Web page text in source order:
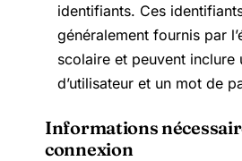
identifiants. Ces
généralement fournis par
scolaire et peuvent inclure
d’utilisateur et un mot de
Informations
connexion